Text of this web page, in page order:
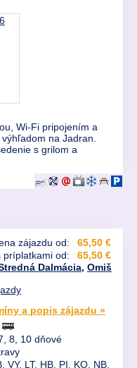
Wi-Fi pripojením a
na Jadran.
s grilom a
zájazdu od:
65,50 €
príplatkami od:
65,50 €
Dalmácia, Omiš
a popis zájazdu »
8, 10 dňové
LT, HB, PI, KO, NB,